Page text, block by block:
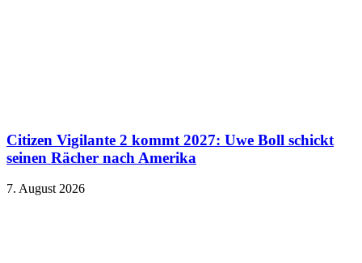
Citizen Vigilante 2 kommt 2027: Uwe Boll schickt
seinen Rächer nach Amerika
7. August 2026